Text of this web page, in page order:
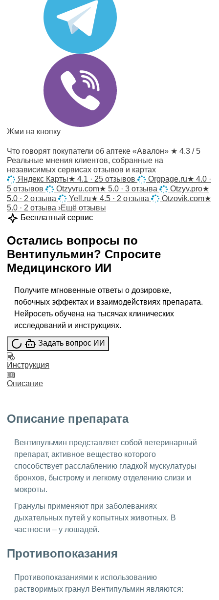
Жми на кнопку
Что говорят покупатели об аптеке «Авалон» ★ 4.3 / 5
Реальные мнения клиентов, собранные на
независимых сервисах отзывов и картах
Яндекс Карты★ 4.1 · 25 отзывов Orgpage.ru★ 4.0 ·
5 отзывов
Otzyvru.com★ 5.0 · 3 отзыва Otzyv.pro★
5.0 · 2 отзыва
Yell.ru★ 4.5 · 2 отзыва Otzovik.com★
5.0 · 2 отзыва ›Ещё отзывы
Бесплатный сервис
Остались вопросы по
Вентипульмин? Спросите
Медицинского ИИ
Получите мгновенные ответы о дозировке,
побочных эффектах и взаимодействиях препарата.
Нейросеть обучена на тысячах клинических
исследований и инструкциях.
Задать вопрос ИИ
Инструкция
Описание
Описание препарата
Вентипульмин представляет собой ветеринарный
препарат, активное вещество которого
способствует расслаблению гладкой мускулатуры
бронхов, быстрому и легкому отделению слизи и
мокроты.
Гранулы применяют при заболеваниях
дыхательных путей у копытных животных. В
частности – у лошадей.
Противопоказания
Противопоказаниями к использованию
растворимых гранул Вентипульмин являются: